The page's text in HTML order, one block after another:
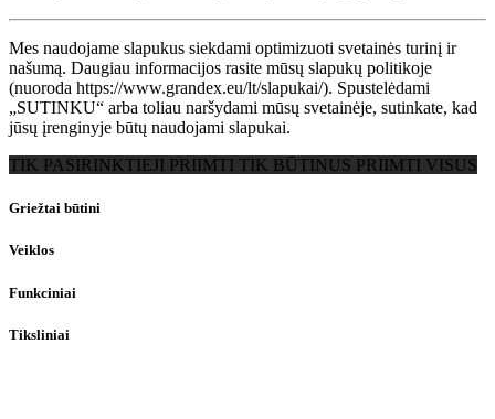
Mes naudojame slapukus siekdami optimizuoti svetainės turinį ir
našumą. Daugiau informacijos rasite mūsų slapukų politikoje
(nuoroda https://www.grandex.eu/lt/slapukai/). Spustelėdami
„SUTINKU“ arba toliau naršydami mūsų svetainėje, sutinkate, kad
jūsų įrenginyje būtų naudojami slapukai.
TIK PASIRINKTIEJI PRIIMTI TIK BŪTINUS PRIIMTI VISUS
Griežtai būtini
Veiklos
Funkciniai
Tiksliniai